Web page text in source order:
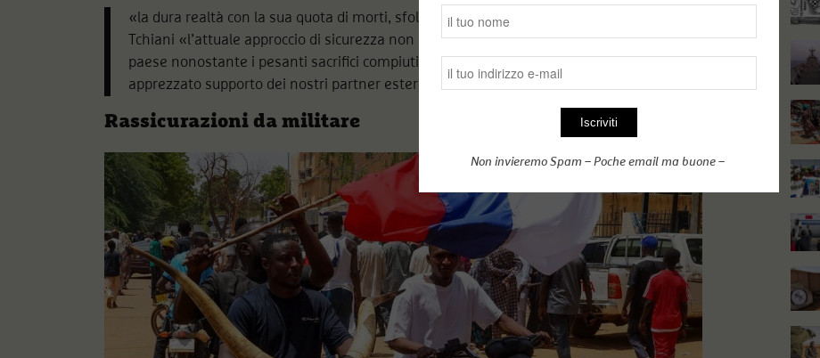
«la dura realtà con la sua quota di morti, sfollati, umiliazioni e frustrazioni». Secondo
Tchiani «l’attuale approccio di sicurezza non ha permesso di mettere in sicurezza il
paese nonostante i pesanti sacrifici compiuti dai nigerini e l’apprezzabile e
apprezzato supporto dei nostri partner esterni».
Rassicurazioni da militare
Non invieremo Spam – Poche email ma buone –